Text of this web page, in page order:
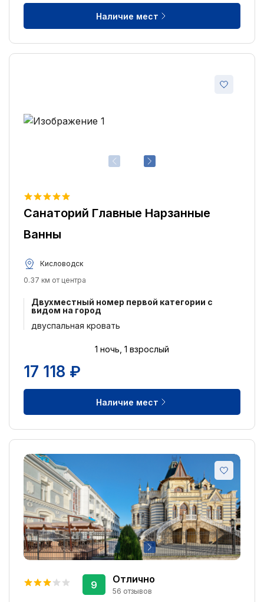
Наличие мест
Санаторий Главные Нарзанные
Ванны
Кисловодск
0.37 км от центра
Двухместный номер первой категории с
видом на город
двуспальная кровать
1 ночь, 1 взрослый
17 118 ₽
Наличие мест
Отлично
56 отзывов
9